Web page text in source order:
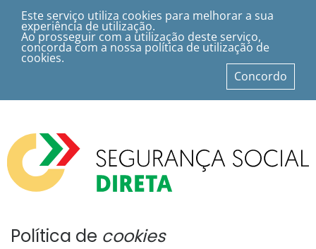
para
conteúdo
principal
Este serviço utiliza cookies para melhorar a sua
experiência de utilização.
Ao prosseguir com a utilização deste serviço,
concorda com a nossa política de utilização de
cookies.
Concordo
Política de cookies